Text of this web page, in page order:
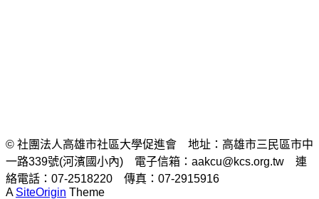
© 社團法人高雄市社區大學促進會 地址：高雄市三民區市中
一路339號(河濱國小內) 電子信箱：aakcu@kcs.org.tw 連
絡電話：07-2518220 傳真：07-2915916
A SiteOrigin Theme